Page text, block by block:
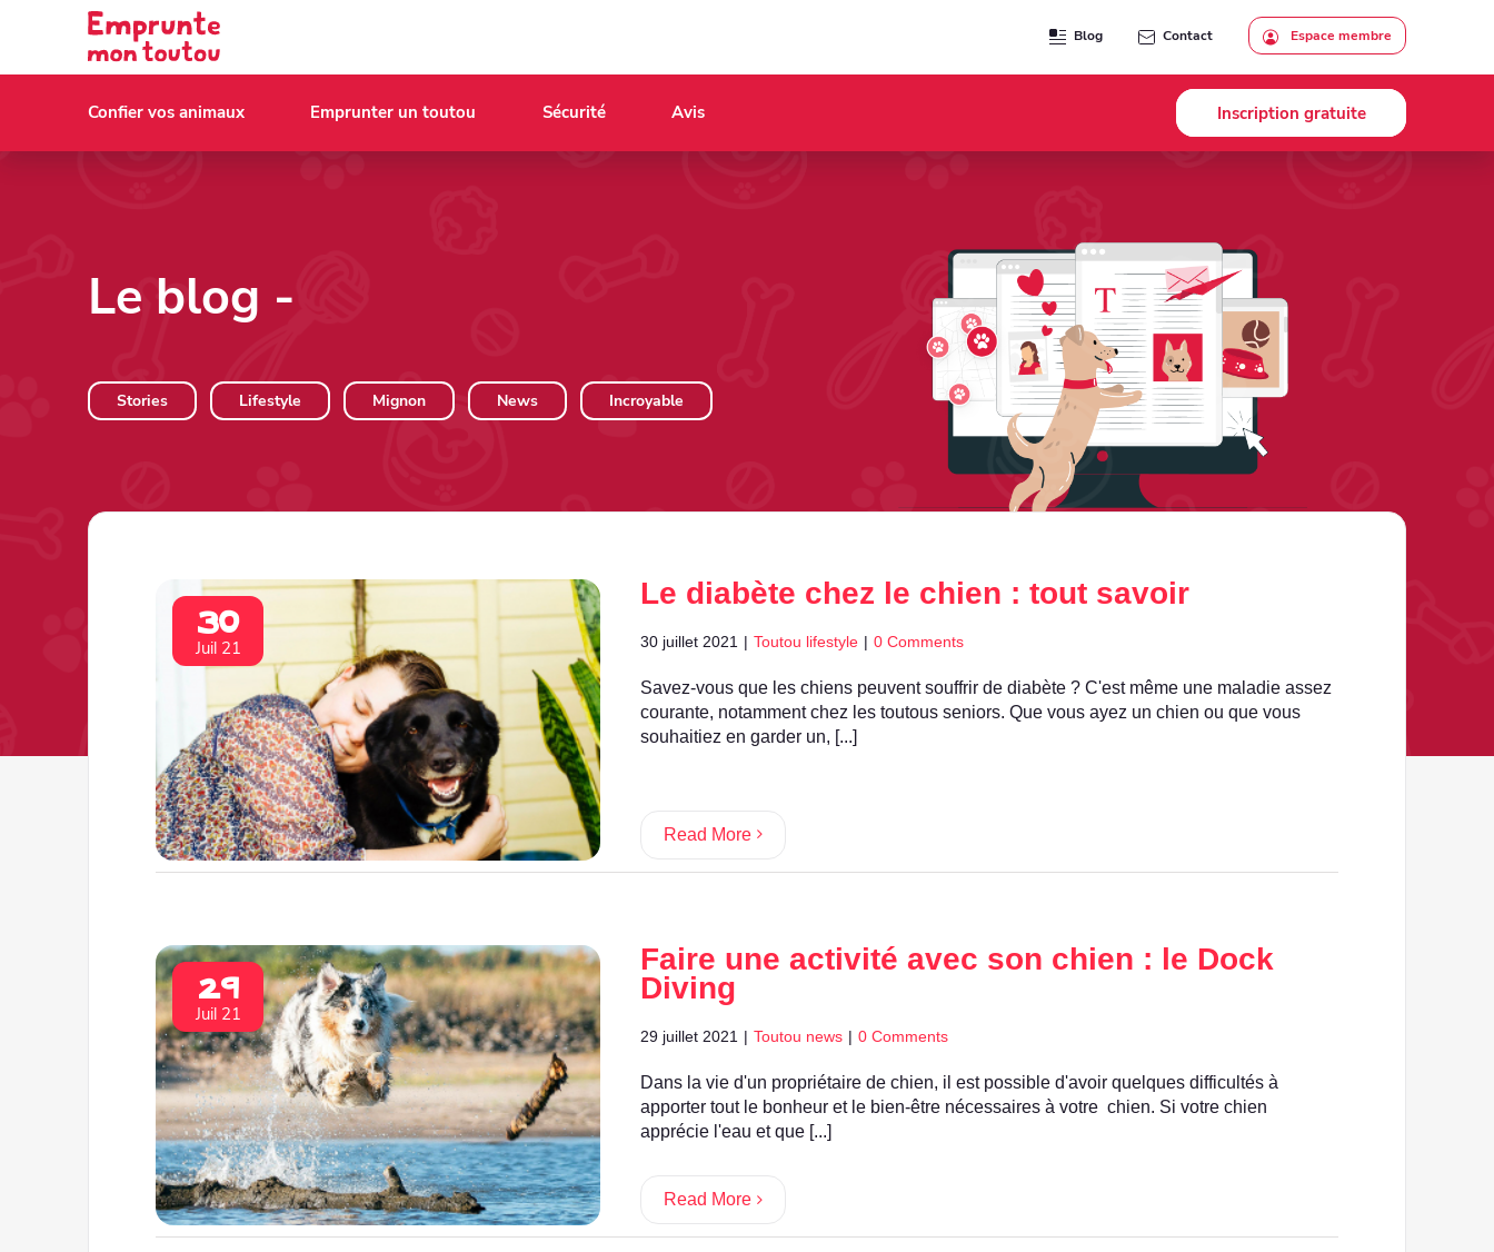
Blog Contact Espace membre
Confier vos animaux Emprunter un toutou Sécurité Avis Inscription gratuite
Le blog -
Stories Lifestyle Mignon News Incroyable
30
Juil 21
Le diabète chez le chien : tout savoir
30 juillet 2021 | Toutou lifestyle | 0 Comments
Savez-vous que les chiens peuvent souffrir de diabète ? C'est même une maladie assez
courante, notamment chez les toutous seniors. Que vous ayez un chien ou que vous
souhaitiez en garder un, [...]
Read More
29
Juil 21
Faire une activité avec son chien : le Dock
Diving
29 juillet 2021 | Toutou news | 0 Comments
Dans la vie d'un propriétaire de chien, il est possible d'avoir quelques difficultés à
apporter tout le bonheur et le bien-être nécessaires à votre chien. Si votre chien
apprécie l'eau et que [...]
Read More